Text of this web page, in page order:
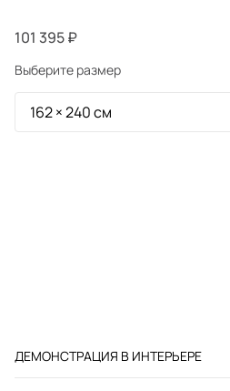
101 395 ₽
Выберите размер
ДЕМОНСТРАЦИЯ В ИНТЕРЬЕРЕ